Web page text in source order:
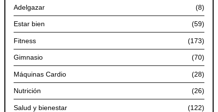
Adelgazar (8)
Estar bien (59)
Fitness (173)
Gimnasio (70)
Máquinas Cardio (28)
Nutrición (26)
Salud y bienestar (122)